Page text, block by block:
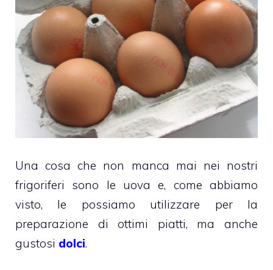
Una cosa che non manca mai nei nostri
frigoriferi sono le uova e, come abbiamo
visto, le possiamo utilizzare per la
preparazione di ottimi piatti, ma anche
gustosi dolci.